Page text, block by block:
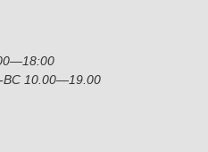
10.00—19.00